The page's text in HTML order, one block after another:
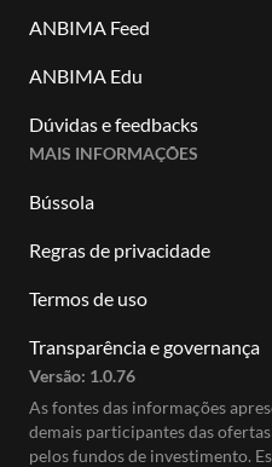
ANBIMA Feed
ANBIMA Edu
Dúvidas e feedbacks
MAIS INFORMAÇÕES
Bússola
Regras de privacidade
Termos de uso
Transparência e governança
Versão: 1.0.76
As fontes das informações
demais participantes das
pelos fundos de investimento.